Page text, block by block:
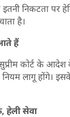
निकटता पर
है।
हैं
कोर्ट के आदेश
लागू होंगे।
हेली सेवा